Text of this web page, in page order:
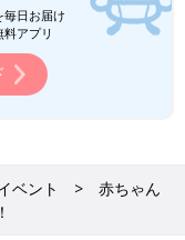
日お届け
アプリ
ベント
赤ちゃん